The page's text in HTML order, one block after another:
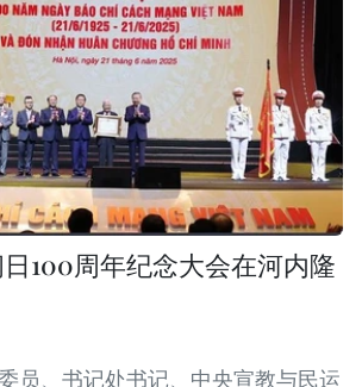
100周年纪念大会在河内隆
员、书记处书记、中央宣教与民运